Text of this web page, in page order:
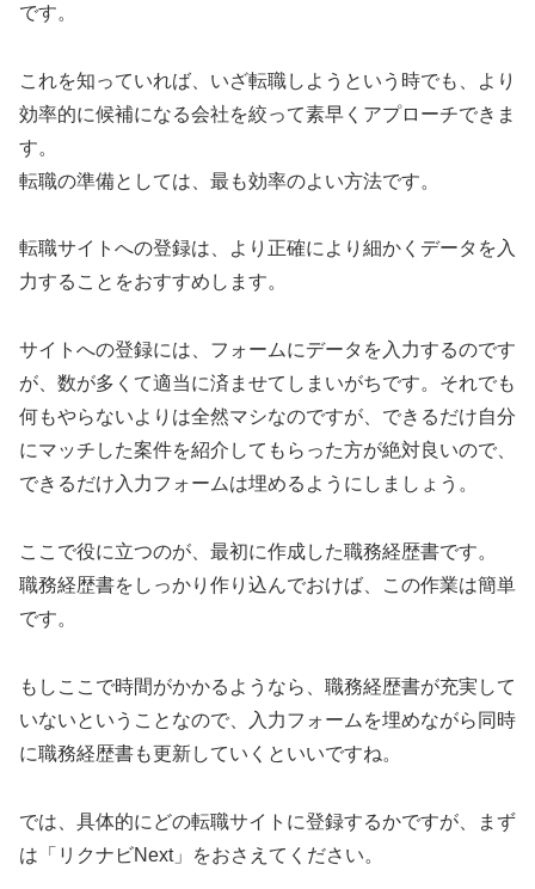
です。
これを知っていれば、いざ転職しようという時でも、より
効率的に候補になる会社を絞って素早くアプローチできま
す。
転職の準備としては、最も効率のよい方法です。
転職サイトへの登録は、より正確により細かくデータを入
力することをおすすめします。
サイトへの登録には、フォームにデータを入力するのです
が、数が多くて適当に済ませてしまいがちです。それでも
何もやらないよりは全然マシなのですが、できるだけ自分
にマッチした案件を紹介してもらった方が絶対良いので、
できるだけ入力フォームは埋めるようにしましょう。
ここで役に立つのが、最初に作成した職務経歴書です。
職務経歴書をしっかり作り込んでおけば、この作業は簡単
です。
もしここで時間がかかるようなら、職務経歴書が充実して
いないということなので、入力フォームを埋めながら同時
に職務経歴書も更新していくといいですね。
では、具体的にどの転職サイトに登録するかですが、まず
は「リクナビNext」をおさえてください。